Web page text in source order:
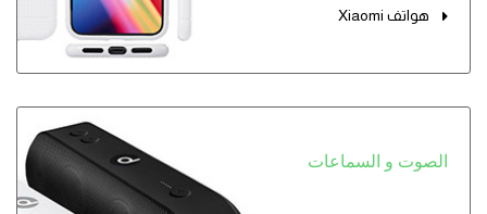
هواتف Xiaomi
الصوت و السماعات